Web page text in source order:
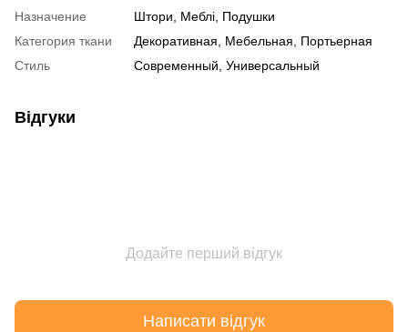
Назначение
Штори, Меблі, Подушки
Категория ткани
Декоративная, Мебельная, Портьерная
Стиль
Современный, Универсальный
Відгуки
Додайте перший відгук
Написати відгук